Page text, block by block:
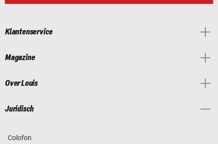
Klantenservice
Magazine
Over Louis
Juridisch
Colofon